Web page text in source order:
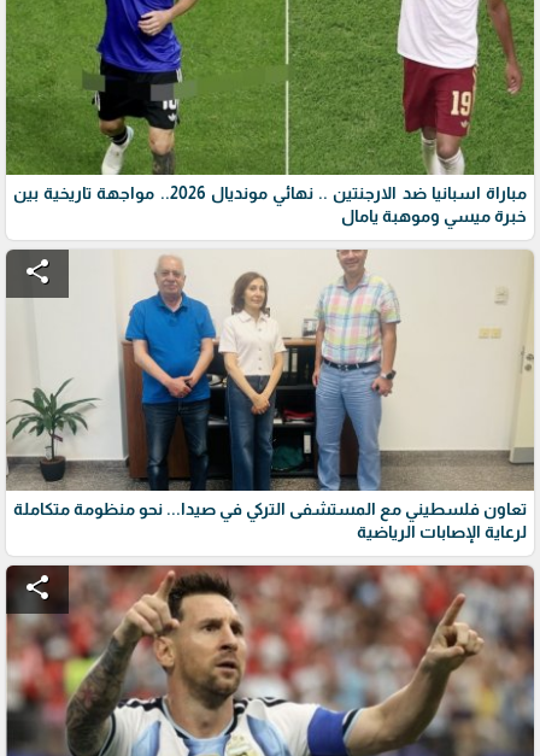
مباراة اسبانيا ضد الارجنتين .. نهائي مونديال 2026.. مواجهة تاريخية بين
خبرة ميسي وموهبة يامال
share
تعاون فلسطيني مع المستشفى التركي في صيدا... نحو منظومة متكاملة
لرعاية الإصابات الرياضية
share